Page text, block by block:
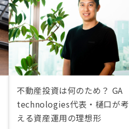
不動産投資は何のため？ GA
technologies代表・樋口が考
える資産運用の理想形